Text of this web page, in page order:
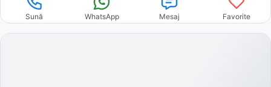
Sună WhatsApp Mesaj Favorite